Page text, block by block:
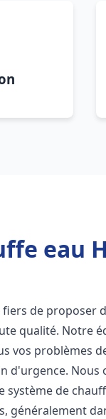
eau
fiers de proposer
qualité. Notre
vos problèmes
d'urgence.
système de
généralement